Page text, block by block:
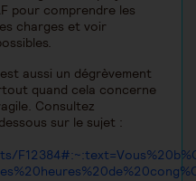
pour comprendre les
charges et voir
aussi un dégrèvement
quand cela concerne
Consultez
sur le sujet :